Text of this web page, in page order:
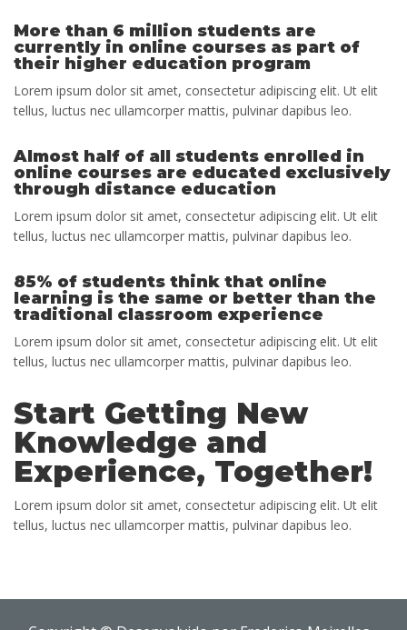
More than 6 million students are
currently in online courses as part of
their higher education program
Lorem ipsum dolor sit amet, consectetur adipiscing elit. Ut elit
tellus, luctus nec ullamcorper mattis, pulvinar dapibus leo.
Almost half of all students enrolled in
online courses are educated exclusively
through distance education
Lorem ipsum dolor sit amet, consectetur adipiscing elit. Ut elit
tellus, luctus nec ullamcorper mattis, pulvinar dapibus leo.
85% of students think that online
learning is the same or better than the
traditional classroom experience
Lorem ipsum dolor sit amet, consectetur adipiscing elit. Ut elit
tellus, luctus nec ullamcorper mattis, pulvinar dapibus leo.
Start Getting New
Knowledge and
Experience, Together!
Lorem ipsum dolor sit amet, consectetur adipiscing elit. Ut elit
tellus, luctus nec ullamcorper mattis, pulvinar dapibus leo.